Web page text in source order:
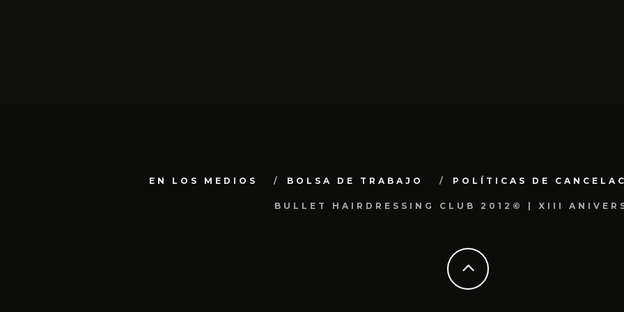
EN LOS MEDIOS BOLSA DE TRABAJO POLÍTICAS DE
BULLET HAIRDRESSING CLUB 2012© | XIII